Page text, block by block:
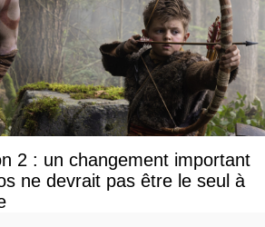
2 : un changement important
ne devrait pas être le seul à